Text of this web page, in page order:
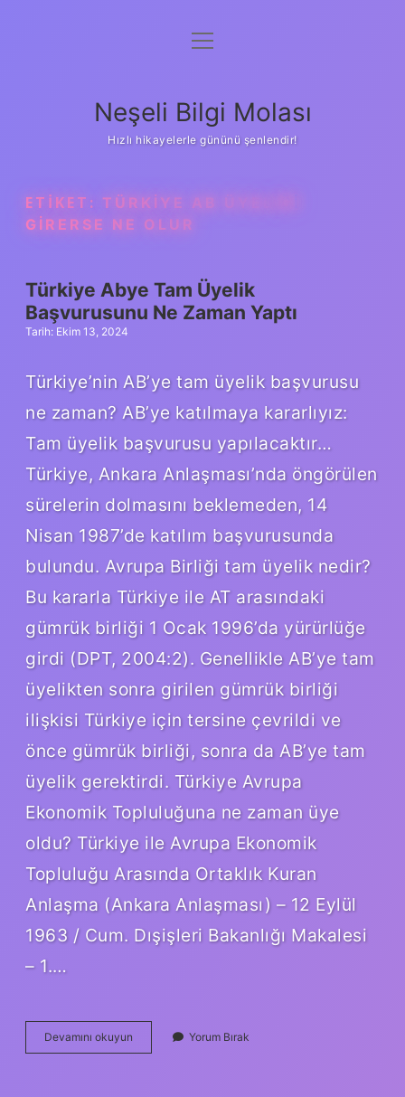
Anasayfa
Yasal Uyarı
menüyü
Neşeli Bilgi Molası
Hızlı hikayelerle gününü şenlendir!
ETIKET: TÜRKIYE AB ÜYELIĞI
GIRERSE NE OLUR
Türkiye Abye Tam Üyelik
Başvurusunu Ne Zaman Yaptı
Tarih: Ekim 13, 2024
Türkiye’nin AB’ye tam üyelik başvurusu
ne zaman? AB’ye katılmaya kararlıyız:
Tam üyelik başvurusu yapılacaktır…
Türkiye, Ankara Anlaşması’nda öngörülen
sürelerin dolmasını beklemeden, 14
Nisan 1987’de katılım başvurusunda
bulundu. Avrupa Birliği tam üyelik nedir?
Bu kararla Türkiye ile AT arasındaki
gümrük birliği 1 Ocak 1996’da yürürlüğe
girdi (DPT, 2004:2). Genellikle AB’ye tam
üyelikten sonra girilen gümrük birliği
ilişkisi Türkiye için tersine çevrildi ve
önce gümrük birliği, sonra da AB’ye tam
üyelik gerektirdi. Türkiye Avrupa
Ekonomik Topluluğuna ne zaman üye
oldu? Türkiye ile Avrupa Ekonomik
Topluluğu Arasında Ortaklık Kuran
Anlaşma (Ankara Anlaşması) – 12 Eylül
1963 / Cum. Dışişleri Bakanlığı Makalesi
– 1.…
Devamını okuyun
Abye
Yorum Bırak